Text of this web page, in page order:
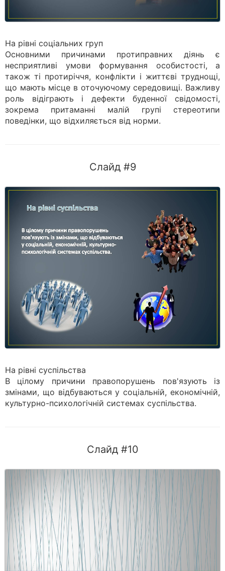
На рівні соціальних груп
Основними причинами протиправних діянь є
несприятливі умови формування особистості, а
також ті протиріччя, конфлікти і життєві труднощі,
що мають місце в оточуючому середовищі. Важливу
роль відіграють і дефекти буденної свідомості,
зокрема притаманні малій групі стереотипи
поведінки, що відхиляється від норми.
Слайд #9
На рівні суспільства
В цілому причини правопорушень пов'язують із
змінами, що відбуваються у соціальній, економічній,
культурно-психологічній системах суспільства.
Слайд #10